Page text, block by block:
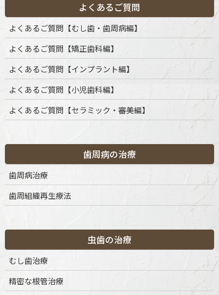
Stump pin tab on canaine tooth.
Medically accurate dental 3D
illustration
カテゴリー
テ
ゴ
リ
ー
よくあるご質問
よくあるご質問【むし歯・歯周病編】
よくあるご質問【矯正歯科編】
よくあるご質問【インプラント編】
よくあるご質問【小児歯科編】
よくあるご質問【セラミック・審美編】
歯周病の治療
歯周病治療
歯周組織再生療法
虫歯の治療
むし歯治療
精密な根管治療